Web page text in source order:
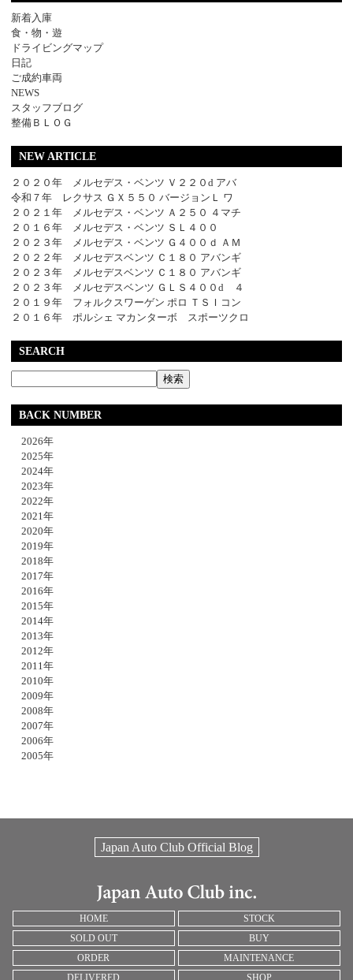
新着入庫
食・物・遊
ドライビングマップ
日記
ご成約車両
NEWS
スタッフブログ
整備ＢＬＯＧ
NEW ARTICLE
２０２０年 メルセデス・ベンツ Ｖ２２０d アバ
令和７年 レクサス ＧＸ５５０ バージョンＬ ワ
２０２１年 メルセデス・ベンツ Ａ２５０ ４マチ
２０１６年 メルセデス・ベンツ ＳＬ４００
２０２３年 メルセデス・ベンツ Ｇ４００ｄ ＡＭ
２０２２年 メルセデスベンツ Ｃ１８０ アバンギ
２０２３年 メルセデスベンツ Ｃ１８０ アバンギ
２０２３年 メルセデスベンツ ＧＬＳ４００d ４
２０１９年 フォルクスワーゲン ポロ ＴＳＩコン
２０１６年 ポルシェ マカンターボ スポーツクロ
SEARCH
BACK NUMBER
2026年
2025年
2024年
2023年
2022年
2021年
2020年
2019年
2018年
2017年
2016年
2015年
2014年
2013年
2012年
2011年
2010年
2009年
2008年
2007年
2006年
2005年
Japan Auto Club Official Blog
HOME
STOCK
SOLD OUT
BUY
ORDER
MAINTENANCE
DELIVERED
SHOP